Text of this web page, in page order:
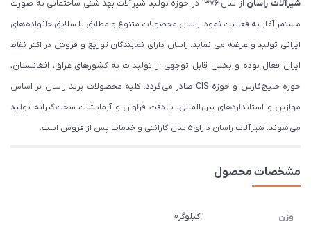
شیرآلات راسان
از سال 1376 در حوزه تولید شیرآلات بهداشتی ساختمانی به صورت
مستمر آغاز به فعالیت نمود. راسان محصولات متنوع و مطابق با سلایق خانواده های
ایرانی تولید و عرضه می نماید. راسان دارای نمایندگان توزیع و فروش در اکثر نقاط
ایران فعال بوده و بخش قابل توجهی از تولیدات به کشورهای عراق، افغانستان،
حوزه خلیج فارس و حوزه CIS صادر می گردد. کلیه محصولات برند راسان بر اساس
موازین و استانداردهای بین المللی، با دقت فراوان و آزمایشات سخت گیرانه تولید
می شوند. شیرآلات راسان دارای 5 سال گارانتی و خدمات پس از فروش است.
مشخصات محصول
وزن 1 کیلوگرم